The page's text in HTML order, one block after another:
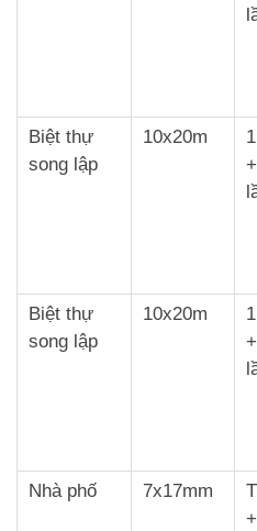
Biệt thự
song lập
10x20m
Biệt thự
song lập
10x20m
Nhà phố
7x17mm